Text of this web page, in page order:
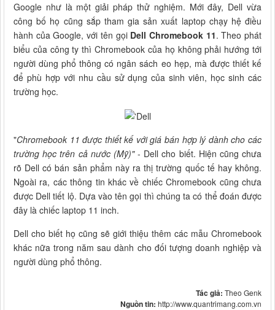
Google như là một giải pháp thử nghiệm. Mới đây, Dell vừa
công bố họ cũng sắp tham gia sản xuất laptop chạy hệ điều
hành của Google, với tên gọi Dell Chromebook 11. Theo phát
biểu của công ty thì Chromebook của họ không phải hướng tới
người dùng phổ thông có ngân sách eo hẹp, mà được thiết kế
để phù hợp với nhu cầu sử dụng của sinh viên, học sinh các
trường học.
"Chromebook 11 được thiết kế với giá bán hợp lý dành cho các
trường học trên cả nước (Mỹ)"- Dell cho biết. Hiện cũng chưa
rõ Dell có bán sản phẩm này ra thị trường quốc tế hay không.
Ngoài ra, các thông tin khác về chiếc Chromebook cũng chưa
được Dell tiết lộ. Dựa vào tên gọi thì chúng ta có thể đoán được
đây là chiếc laptop 11 inch.
Dell cho biết họ cũng sẽ giới thiệu thêm các mẫu Chromebook
khác nữa trong năm sau dành cho đối tượng doanh nghiệp và
người dùng phổ thông.
Tác giả: Theo Genk
Nguồn tin: http://www.quantrimang.com.vn